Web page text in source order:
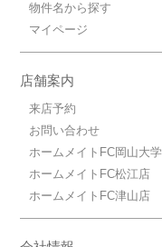
物件名から探す
マイページ
店舗案内
来店予約
お問い合わせ
ホームメイトFC岡山大
ホームメイトFC松江店
ホームメイトFC津山店